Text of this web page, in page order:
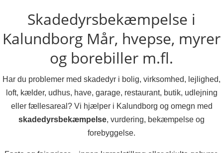
Skadedyrsbekæmpelse i
Kalundborg Mår, hvepse, myrer
og borebiller m.fl.
Har du problemer med skadedyr i bolig, virksomhed, lejlighed,
loft, kælder, udhus, have, garage, restaurant, butik, udlejning
eller fællesareal? Vi hjælper i Kalundborg og omegn med
skadedyrsbekæmpelse, vurdering, bekæmpelse og
forebyggelse.